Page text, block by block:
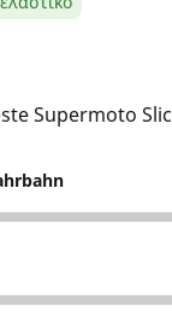
Supermoto